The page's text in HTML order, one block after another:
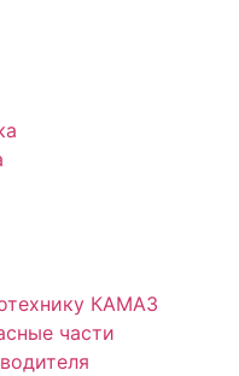
КАМАЗ
части